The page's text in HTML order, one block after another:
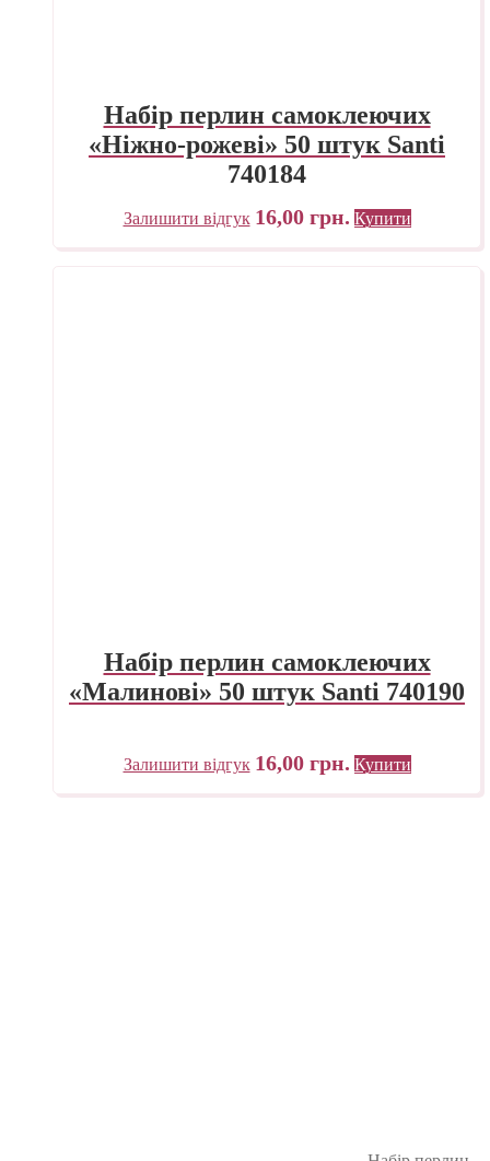
Набір перлин самоклеючих
«Ніжно-рожеві» 50 штук Santi
740184
Залишити відгук 16,00 грн. Купити
Набір перлин самоклеючих
«Малинові» 50 штук Santi 740190
Залишити відгук 16,00 грн. Купити